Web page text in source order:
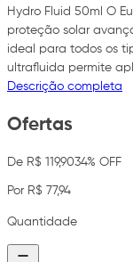
Hydro Fluid 50ml O
proteção solar
ideal para todos os
ultrafluida permite
Descrição completa
Ofertas
De R$ 119,9034% OFF
Por R$ 77,94
Quantidade